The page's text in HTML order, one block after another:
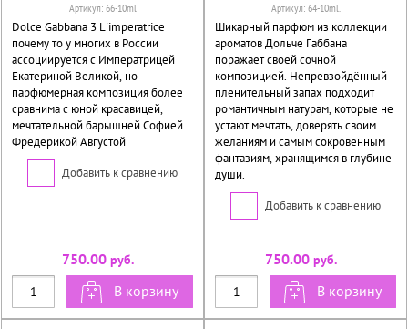
Артикул:66-10ml
Dolce Gabbana 3 L'imperatrice
почему то у многих в России
ассоциируется с Императрицей
Екатериной Великой, но
парфюмерная композиция более
сравнима с юной красавицей,
мечтательной барышней Софией
Фредерикой Августой
Добавить к сравнению
750.00 руб.
В корзину
Артикул:64-10ml.
Шикарный парфюм из коллекции
ароматов Дольче Габбана
поражает своей сочной
композицией. Непревзойдённый
пленительный запах подходит
романтичным натурам, которые не
устают мечтать, доверять своим
желаниям и самым сокровенным
фантазиям, хранящимся в глубине
души.
Добавить к сравнению
750.00 руб.
В корзину